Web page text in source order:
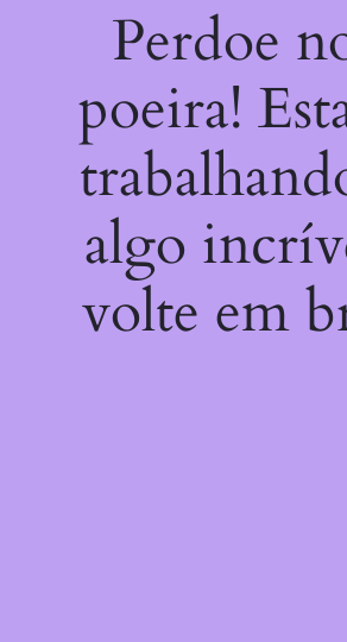
Perdoe
poeira!
algo
volte em